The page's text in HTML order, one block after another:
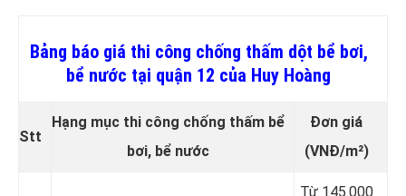
Bảng báo giá thi công chống thấm dột bể bơi,
bể nước tại quận 12 của Huy Hoàng
Stt
Hạng mục thi công chống thấm bể
bơi, bể nước
Đơn giá
(VNĐ/m²)
Từ 145.000